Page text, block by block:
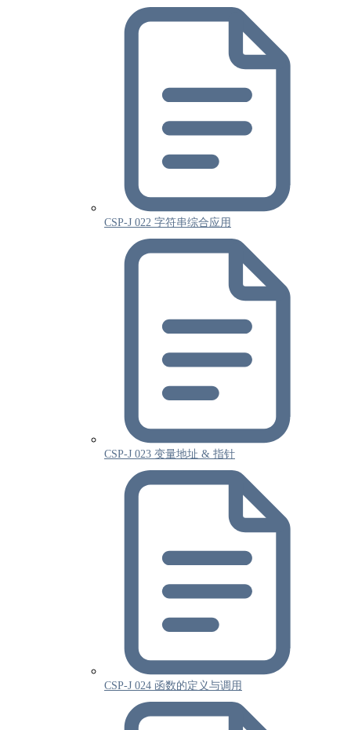
CSP-J 022 字符串综合应用
CSP-J 023 变量地址 & 指针
CSP-J 024 函数的定义与调用